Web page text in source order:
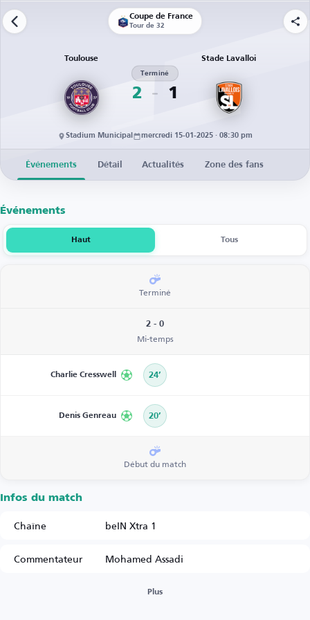
Coupe de France
Tour de 32
Toulouse
2
Terminé
1
Stade Lavalloi
Stadium Municipal mercredi 15-01-2025 · 08:30 pm
Événements Détail Actualités Zone des fans
Événements
Haut Tous
Terminé
2 - 0
Mi-temps
Charlie Cresswell 24’
Denis Genreau 20’
Début du match
Infos du match
Chaîne
beIN Xtra 1
Commentateur
Mohamed Assadi
Plus